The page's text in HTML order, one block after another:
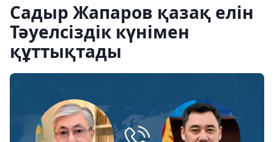
Садыр Жапаров қазақ елін
Тәуелсіздік күнімен
құттықтады